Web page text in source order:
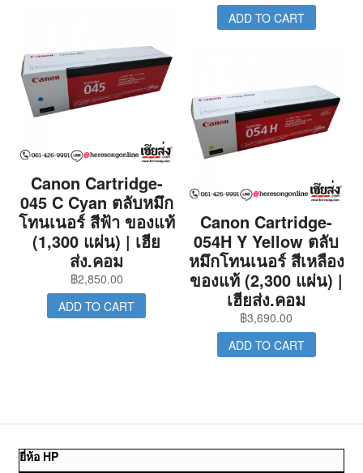
ADD TO CART
Canon Cartridge-
045 C Cyan ตลับหมึก
โทนเนอร์ สีฟ้า ของแท้
(1,300 แผ่น) | เฮีย
ส่ง.คอม
฿2,850.00
ADD TO CART
Canon Cartridge-
054H Y Yellow ตลับ
หมึกโทนเนอร์ สีเหลือง
ของแท้ (2,300 แผ่น) |
เฮียส่ง.คอม
฿3,690.00
ADD TO CART
ยี่ห้อ HP